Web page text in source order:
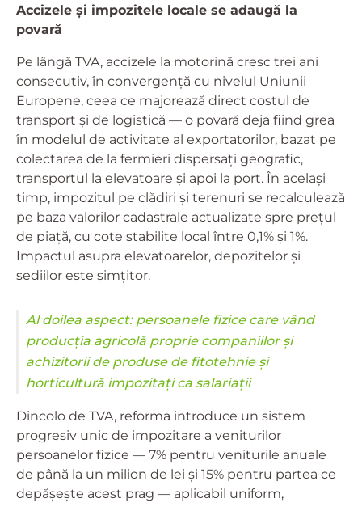
Accizele și impozitele locale se adaugă la
povară
Pe lângă TVA, accizele la motorină cresc trei ani
consecutiv, în convergență cu nivelul Uniunii
Europene, ceea ce majorează direct costul de
transport și de logistică — o povară deja fiind grea
în modelul de activitate al exportatorilor, bazat pe
colectarea de la fermieri dispersați geografic,
transportul la elevatoare și apoi la port. În același
timp, impozitul pe clădiri și terenuri se recalculează
pe baza valorilor cadastrale actualizate spre prețul
de piață, cu cote stabilite local între 0,1% și 1%.
Impactul asupra elevatoarelor, depozitelor și
sediilor este simțitor.
Al doilea aspect: persoanele fizice care vând
producția agricolă proprie companiilor și
achizitorii de produse de fitotehnie și
horticultură impozitați ca salariații
Dincolo de TVA, reforma introduce un sistem
progresiv unic de impozitare a veniturilor
persoanelor fizice — 7% pentru veniturile anuale
de până la un milion de lei și 15% pentru partea ce
depășește acest prag — aplicabil uniform,